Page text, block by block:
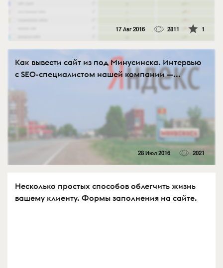
17 Авг 2016 2811 1
Как вывести сайт из под Минусинска. Интервью
с SEO-специалистом нашей компании —...
28 Июл 2016 2021
Несколько простых способов облегчить жизнь
вашему клиенту. Формы заполнения на сайте.